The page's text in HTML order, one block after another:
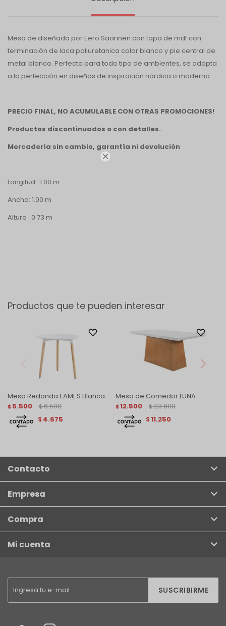

Mesa de diseñada por Eero Saarinen con tapa de mdf con
terminación de laca poliuretanica color blanco y pie central de
metal blanco. Perfecta para todo tipo de ambientes, se adapta
a la perfección en diseños de inspiración nórdica o moderna.
PRECIO FINAL, NO ACUMULABLE CON OTRAS PROMOCIONES!
Productos discontinuados o con detalles.
Mercadería sin cambio, garantía ni devolución
Longitud : 1.00 m
Ancho: 1.00 m
Altura : 0.73 m
Productos que te pueden interesar
Mesa Redonda EAMES Blanca
$ 5.500 $ 6.500
$ 4.675
Mesa de Comedor LUNA
$ 12.500 $ 23.800
$11.250
SUSCRIBIRME
Contacto
Empresa
Compra
Mi cuenta